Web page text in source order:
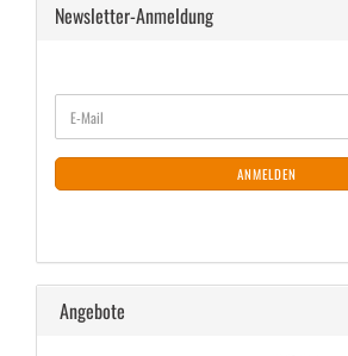
Newsletter-Anmeldung
ZUR
NEWSLETTER-
ANMELDUNG
E-
Mail
ANMELDEN
Angebote